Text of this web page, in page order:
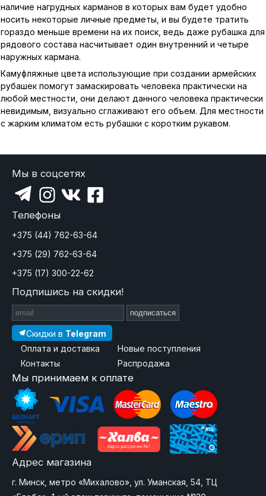
наличие нагрудных карманов в которых вам будет удобно
носить некоторые личные предметы, и вы будете тратить
гораздо меньше времени на их поиск, ведь даже рубашка для
рядового состава насчитывает один внутренний и четыре
наружных кармана.
Камуфляжные цвета использующие при создании армейских
рубашек помогут замаскировать человека практически на
любой местности, они делают данного человека практически
невидимым, визуально сглаживают его объем. Для местности
с жарким климатом есть рубашки с коротким рукавом.
Мы в соцсетях
Телефоны
+375 (44) 762-63-64
+375 (29) 762-63-64
+375 (17) 300-22-62
Подпишись на скидки!
подписаться
Скидки в Telegram
Оплата и доставка
Контакты
Новые поступления
Распродажа
Мы принимаем к оплате
Адрес магазина
г. Минск, метро «Михалово», ул. Уманская, 54, ТЦ